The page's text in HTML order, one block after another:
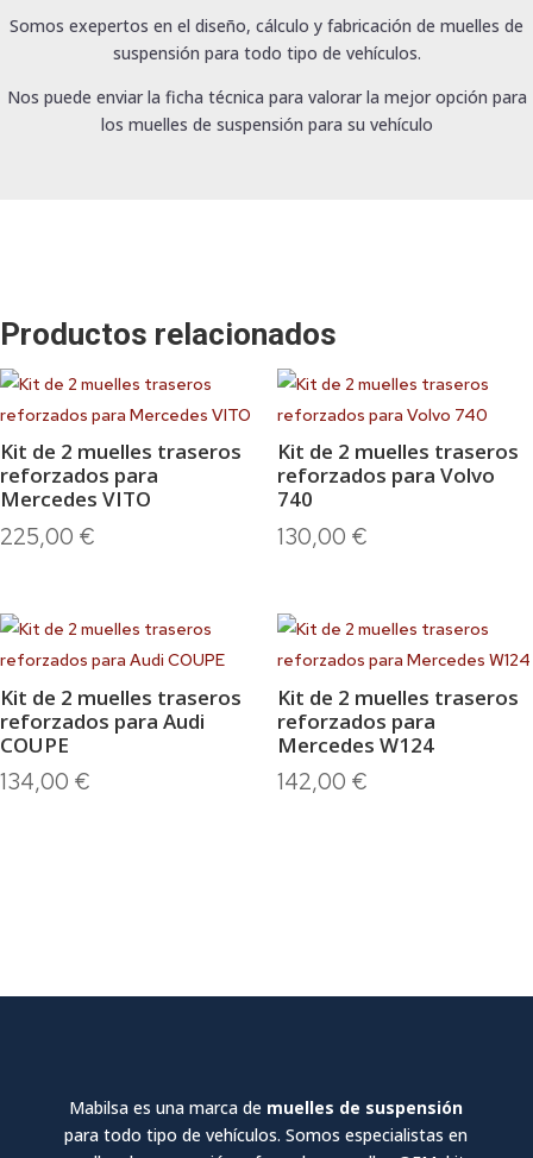
Somos exepertos en el diseño, cálculo y fabricación de muelles de
suspensión para todo tipo de vehículos.
Nos puede enviar la ficha técnica para valorar la mejor opción para
los muelles de suspensión para su vehículo
Productos relacionados
Kit de 2 muelles traseros
reforzados para
Mercedes VITO
225,00 €
Kit de 2 muelles traseros
reforzados para Volvo
740
130,00 €
Kit de 2 muelles traseros
reforzados para Audi
COUPE
134,00 €
Kit de 2 muelles traseros
reforzados para
Mercedes W124
142,00 €
Mabilsa es una marca de muelles de suspensión
para todo tipo de vehículos. Somos especialistas en